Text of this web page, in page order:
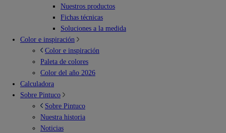
Nuestros productos
Fichas técnicas
Soluciones a la medida
Color e inspiración
Color e inspiración
Paleta de colores
Color del año 2026
Calculadora
Sobre Pintuco
Sobre Pintuco
Nuestra historia
Noticias